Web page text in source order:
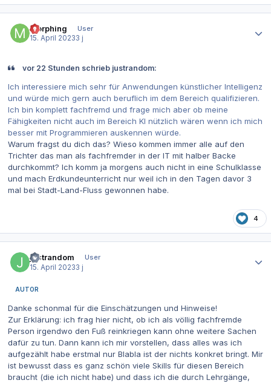
morphing
User
15. April 20233 j
vor 22 Stunden schrieb justrandom:
Ich interessiere mich sehr für Anwendungen künstlicher Intelligenz
und würde mich gern auch beruflich im dem Bereich qualifizieren.
Ich bin komplett fachfremd und frage mich aber ob meine
Fähigkeiten nicht auch im Bereich KI nützlich wären wenn ich mich
besser mit Programmieren auskennen würde.
Warum fragst du dich das? Wieso kommen immer alle auf den
Trichter das man als fachfremder in der IT mit halber Backe
durchkommt? Ich komm ja morgens auch nicht in eine Schulklasse
und mach Erdkundeunterricht nur weil ich in den Tagen davor 3
mal bei Stadt-Land-Fluss gewonnen habe.
4
justrandom
User
15. April 20233 j
AUTOR
Danke schonmal für die Einschätzungen und Hinweise!
Zur Erklärung: ich frag hier nicht, ob ich als völlig fachfremde
Person irgendwo den Fuß reinkriegen kann ohne weitere Sachen
dafür zu tun. Dann kann ich mir vorstellen, dass alles was ich
aufgezählt habe erstmal nur Blabla ist der nichts konkret bringt. Mir
ist bewusst dass es ganz schön viele Skills für diesen Bereich
braucht (die ich nicht habe) und dass ich die durch Lehrgänge,